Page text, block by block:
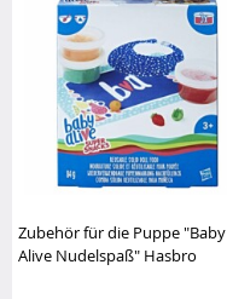
Zubehör für die Puppe "Baby
Alive Nudelspaß" Hasbro